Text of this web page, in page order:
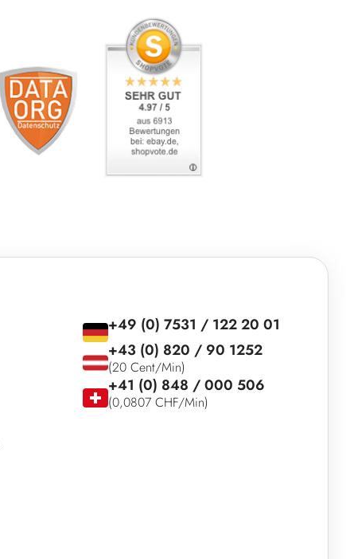
+49 (0) 7531 / 122 20 01
+43 (0) 820 / 90 1252
(20 Cent/Min)
+41 (0) 848 / 000 506
(0,0807 CHF/Min)